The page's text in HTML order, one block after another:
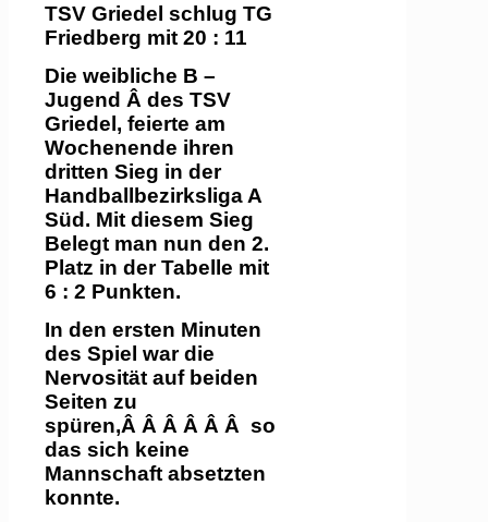
TSV Griedel schlug TG
Friedberg mit 20 : 11
Die weibliche B –
Jugend Â des TSV
Griedel, feierte am
Wochenende ihren
dritten Sieg in der
Handballbezirksliga A
Süd . Mit diesem Sieg
Belegt man nun den 2.
Platz in der Tabelle mit
6 : 2 Punkten.
In den ersten Minuten
des Spiel war die
Nervosität auf beiden
Seiten zu
spüren,Â Â Â Â Â Â so
das sich keine
Mannschaft absetzten
konnte.